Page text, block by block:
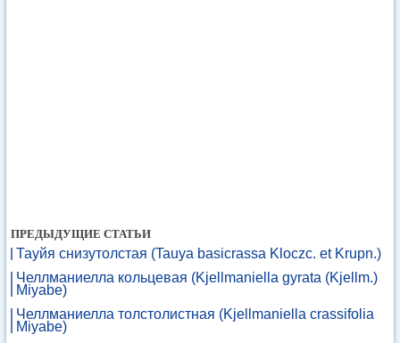
ПРЕДЫДУЩИЕ СТАТЬИ
Тауйя снизутолстая (Tauya basicrassa Kloczc. et Krupn.)
Челлманиелла кольцевая (Kjellmaniella gyrata (Kjellm.)
Miyabe)
Челлманиелла толстолистная (Kjellmaniella crassifolia
Miyabe)